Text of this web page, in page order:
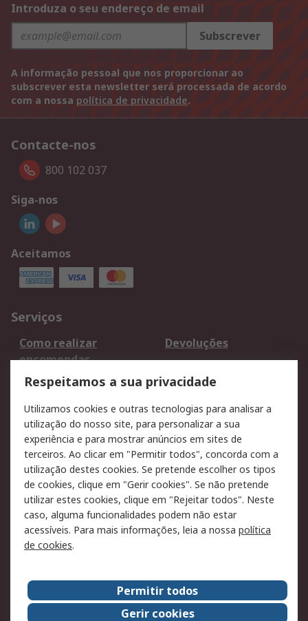
Introduza o seu endereço de email
Subscrever
A informação pessoal que nos proporcionar ao
subscrever esta newsletter será processada de acordo
com a nossa política de privacidade.
Contacte-nos
800 102 037
Siga-nos
Aceitamos
Serviços
Como realizar
encomendas
Devoluções
Formas de entrega
Qualidade e ambiente
Pagamento e
faturação
Legal
Aviso legal
Política de cookies
Política de privacidade
- Atualizada
Segurança de emails
Condições de venda
Sobre a RS
A RS no mundo RS Group
Respeitamos a sua privacidade
Utilizamos cookies e outras tecnologias para analisar a
utilização do nosso site, para personalizar a sua
experiência e para mostrar anúncios em sites de
terceiros. Ao clicar em "Permitir todos", concorda com a
utilização destes cookies. Se pretende escolher os tipos
de cookies, clique em "Gerir cookies". Se não pretende
utilizar estes cookies, clique em "Rejeitar todos". Neste
caso, alguma funcionalidades podem não estar
acessíveis. Para mais informações, leia a nossa política
de cookies.
Permitir todos
Gerir cookies